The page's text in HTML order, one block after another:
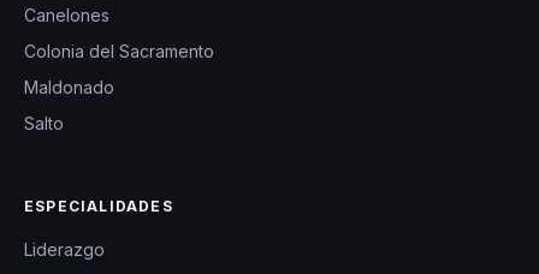
Canelones
Colonia del Sacramento
Maldonado
Salto
ESPECIALIDADES
Liderazgo